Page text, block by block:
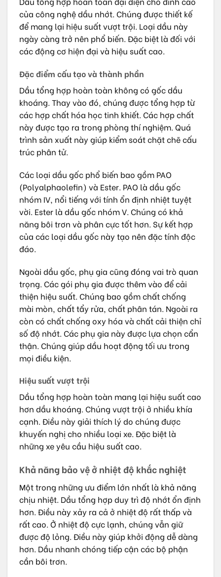
của công nghệ dầu nhớt. Chúng được thiết kế
để mang lại hiệu suất vượt trội. Loại dầu này
ngày càng trở nên phổ biến. Đặc biệt là đối với
các động cơ hiện đại và hiệu suất cao.
Đặc điểm cấu tạo và thành phần
Dầu tổng hợp hoàn toàn không có gốc dầu
khoáng. Thay vào đó, chúng được tổng hợp từ
các hợp chất hóa học tinh khiết. Các hợp chất
này được tạo ra trong phòng thí nghiệm. Quá
trình sản xuất này giúp kiểm soát chặt chẽ cấu
trúc phân tử.
Các loại dầu gốc phổ biến bao gồm PAO
(Polyalphaolefin) và Ester. PAO là dầu gốc
nhóm IV, nổi tiếng với tính ổn định nhiệt tuyệt
vời. Ester là dầu gốc nhóm V. Chúng có khả
năng bôi trơn và phân cực tốt hơn. Sự kết hợp
của các loại dầu gốc này tạo nên đặc tính độc
đáo.
Ngoài dầu gốc, phụ gia cũng đóng vai trò quan
trọng. Các gói phụ gia được thêm vào để cải
thiện hiệu suất. Chúng bao gồm chất chống
mài mòn, chất tẩy rửa, chất phân tán. Ngoài ra
còn có chất chống oxy hóa và chất cải thiện chỉ
số độ nhớt. Các phụ gia này được lựa chọn cẩn
thận. Chúng giúp dầu hoạt động tối ưu trong
mọi điều kiện.
Hiệu suất vượt trội
Dầu tổng hợp hoàn toàn mang lại hiệu suất cao
hơn dầu khoáng. Chúng vượt trội ở nhiều khía
cạnh. Điều này giải thích lý do chúng được
khuyến nghị cho nhiều loại xe. Đặc biệt là
những xe yêu cầu hiệu suất cao.
Khả năng bảo vệ ở nhiệt độ khắc nghiệt
Một trong những ưu điểm lớn nhất là khả năng
chịu nhiệt. Dầu tổng hợp duy trì độ nhớt ổn định
hơn. Điều này xảy ra cả ở nhiệt độ rất thấp và
rất cao. Ở nhiệt độ cực lạnh, chúng vẫn giữ
được độ lỏng. Điều này giúp khởi động dễ dàng
hơn. Dầu nhanh chóng tiếp cận các bộ phận
cần bôi trơn.